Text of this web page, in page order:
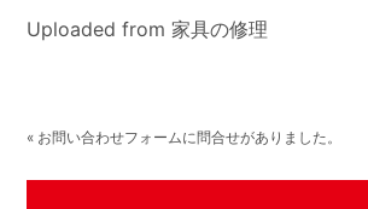
Uploaded from 家具の修理
« お問い合わせフォームに問合せがありました。